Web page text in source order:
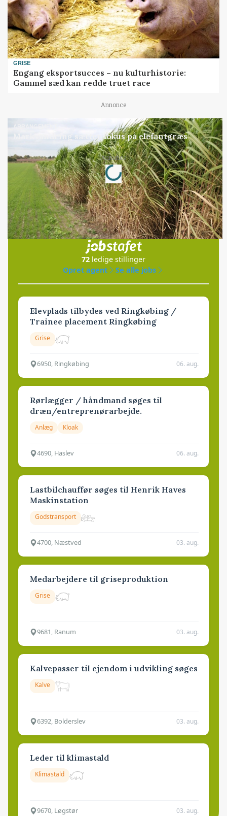
GRISE
Engang eksportsucces – nu kulturhistorie:
Gammel sæd kan redde truet race
Annonce
ARRANGEMENT
Markvandring sætter fokus på elefantgræs
Annonce
Loading...
Jobs
i samarbejde med
72 ledige stillinger
Opret agent
Se alle jobs
Elevplads tilbydes ved Ringkøbing /
Trainee placement Ringkøbing
Grise
6950, Ringkøbing 06. aug.
Rørlægger / håndmand søges til
dræn/entreprenørarbejde.
Anlæg Kloak
4690, Haslev 06. aug.
Lastbilchauffør søges til Henrik Haves
Maskinstation
Godstransport
4700, Næstved 03. aug.
Medarbejdere til griseproduktion
Grise
9681, Ranum 03. aug.
Kalvepasser til ejendom i udvikling søges
Kalve
6392, Bolderslev 03. aug.
Leder til klimastald
Klimastald
9670, Løgstør 03. aug.